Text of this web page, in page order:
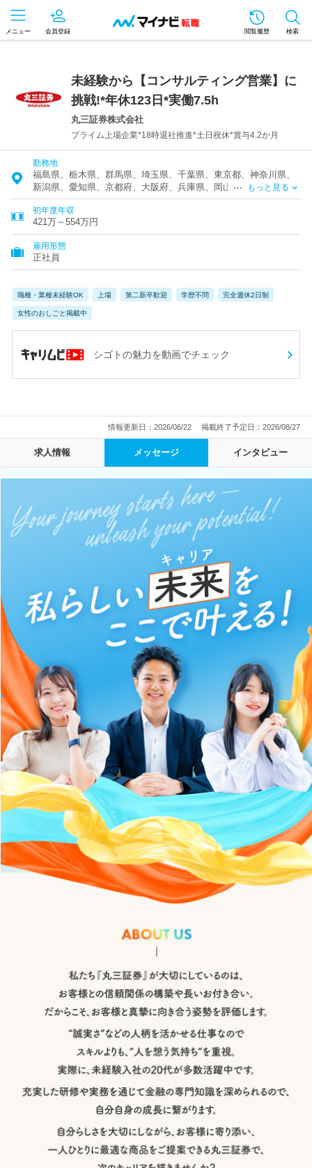
メニュー 会員登録 閲覧履歴 検索
未経験から【コンサルティング営業】に
挑戦!*年休123日*実働7.5h
丸三証券株式会社
プライム上場企業*18時退社推進*土日祝休*賞与4.2か月
勤務地
福島県、栃木県、群馬県、埼玉県、千葉県、東京都、神奈川県、
新潟県、愛知県、京都府、大阪府、兵庫県、岡山県、広島県、福
岡県
もっと見る
初年度年収
421万～554万円
雇用形態
正社員
職種・業種未経験OK 上場 第二新卒歓迎 学歴不問 完全週休2日制
女性のおしごと掲載中
シゴトの魅力を動画でチェック
情報更新日：2026/06/22 掲載終了予定日：2026/08/27
求人情報 メッセージ インタビュー